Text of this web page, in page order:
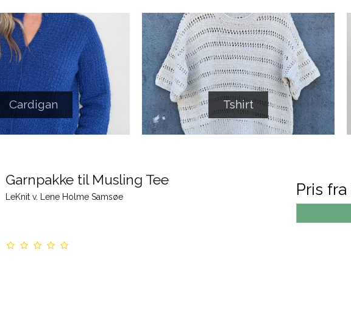
Cardigan Tshirt
Garnpakke til Musling Tee
LeKnit v. Lene Holme Samsøe Pris fra